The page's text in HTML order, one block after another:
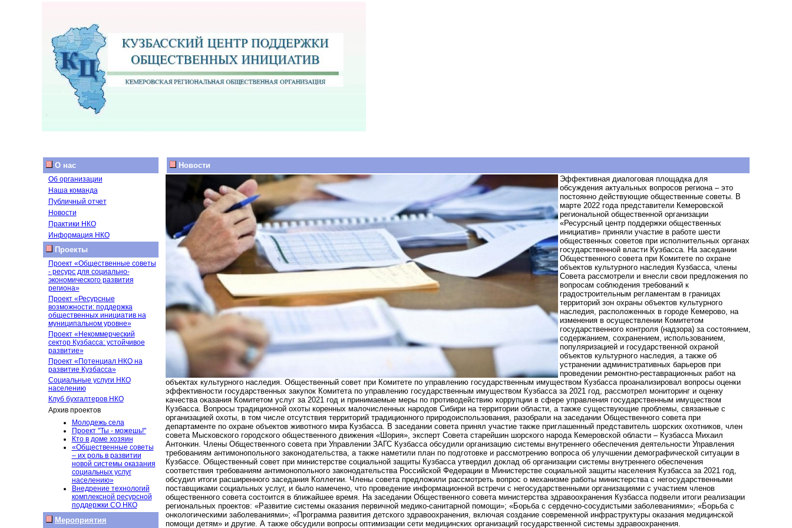
О нас
Об организации
Наша команда
Публичный отчет
Новости
Практики НКО
Информация НКО
Проекты
Проект «Общественные советы
- ресурс для социально-
экономического развития
региона»
Проект «Ресурсные
возможности: поддержка
общественных инициатив на
муниципальном уровне»
Проект «Некоммерческий
сектор Кузбасса: устойчивое
развитие»
Проект «Потенциал НКО на
развитие Кузбасса»
Социальные услуги НКО
населению
Клуб бухгалтеров НКО
Архив проектов
Молодежь села
Проект "Ты - можешь!"
Кто в доме хозяин
«Общественные советы
– их роль в развитии
новой системы оказания
социальных услуг
населению»
Внедрение технологий
комплексной ресурсной
поддержки СО НКО
Мероприятия
Новости
Эффективная диалоговая площадка для
обсуждения актуальных вопросов региона – это
постоянно действующие общественные советы. В
марте 2022 года представители Кемеровской
региональной общественной организации
«Ресурсный центр поддержки общественных
инициатив» приняли участие в работе шести
общественных советов при исполнительных органах
государственной власти Кузбасса. На заседании
Общественного совета при Комитете по охране
объектов культурного наследия Кузбасса, члены
Совета рассмотрели и внесли свои предложения по
вопросам соблюдения требований к
градостроительным регламентам в границах
территорий зон охраны объектов культурного
наследия, расположенных в городе Кемерово, на
изменения в осуществлении Комитетом
государственного контроля (надзора) за состоянием,
содержанием, сохранением, использованием,
популяризацией и государственной охраной
объектов культурного наследия, а также об
устранении административных барьеров при
проведении ремонтно-реставрационных работ на
объектах культурного наследия. Общественный совет при Комитете по управлению государственным имуществом Кузбасса проанализировал вопросы оценки
эффективности государственных закупок Комитета по управлению государственным имуществом Кузбасса за 2021 год, рассмотрел мониторинг и оценку
качества оказания Комитетом услуг за 2021 год и принимаемые меры по противодействию коррупции в сфере управления государственным имуществом
Кузбасса. Вопросы традиционной охоты коренных малочисленных народов Сибири на территории области, а также существующие проблемы, связанные с
организацией охоты, в том числе отсутствия территорий традиционного природоиспользования, разобрали на заседании Общественного совета при
департаменте по охране объектов животного мира Кузбасса. В заседании совета принял участие также приглашенный представитель шорских охотников, член
совета Мысковского городского общественного движения «Шория», эксперт Совета старейшин шорского народа Кемеровской области – Кузбасса Михаил
Антонкин. Члены Общественного совета при Управлении ЗАГС Кузбасса обсудили организацию системы внутреннего обеспечения деятельности Управления
требованиям антимонопольного законодательства, а также наметили план по подготовке и рассмотрению вопроса об улучшении демографической ситуации в
Кузбассе. Общественный совет при министерстве социальной защиты Кузбасса утвердил доклад об организации системы внутреннего обеспечения
соответствия требованиям антимонопольного законодательства Российской Федерации в Министерстве социальной защиты населения Кузбасса за 2021 год,
обсудил итоги расширенного заседания Коллегии. Члены совета предложили рассмотреть вопрос о механизме работы министерства с негосударственными
поставщиками социальных услуг, и было намечено, что проведение информационной встречи с негосударственными организациями с участием членов
общественного совета состоится в ближайшее время. На заседании Общественного совета министерства здравоохранения Кузбасса подвели итоги реализации
региональных проектов: «Развитие системы оказания первичной медико-санитарной помощи»; «Борьба с сердечно-сосудистыми заболеваниями»; «Борьба с
онкологическими заболеваниями»; «Программа развития детского здравоохранения, включая создание современной инфраструктуры оказания медицинской
помощи детям» и другие. А также обсудили вопросы оптимизации сети медицинских организаций государственной системы здравоохранения.